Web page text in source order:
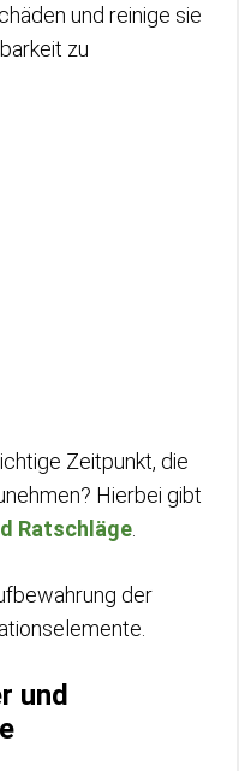
und reinige sie
zu
Zeitpunkt, die
Hierbei gibt
Ratschläge
der
und